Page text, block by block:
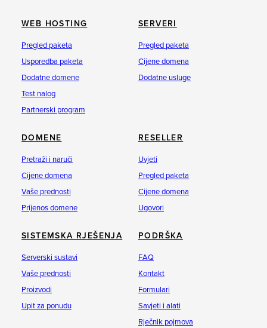
WEB HOSTING
Pregled paketa
Usporedba paketa
Dodatne domene
Test nalog
Partnerski program
SERVERI
Pregled paketa
Cijene domena
Dodatne usluge
DOMENE
Pretraži i naruči
Cijene domena
Vaše prednosti
Prijenos domene
RESELLER
Uvjeti
Pregled paketa
Cijene domena
Ugovori
SISTEMSKA RJEŠENJA
Serverski sustavi
Vaše prednosti
Proizvodi
Upit za ponudu
PODRŠKA
FAQ
Kontakt
Formulari
Savjeti i alati
Rječnik pojmova